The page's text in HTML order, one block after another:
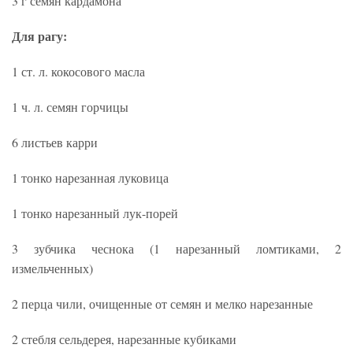
Для рагу:
1 ст. л. кокосового масла
1 ч. л. семян горчицы
6 листьев карри
1 тонко нарезанная луковица
1 тонко нарезанный лук-порей
3 зубчика чеснока (1 нарезанный ломтиками, 2
измельченных)
2 перца чили, очищенные от семян и мелко нарезанные
2 стебля сельдерея, нарезанные кубиками